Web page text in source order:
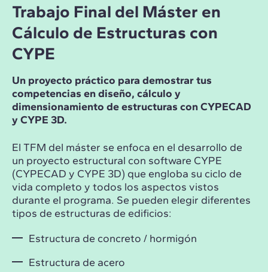
Trabajo Final del Máster en
Cálculo de Estructuras con
CYPE
Un proyecto práctico para demostrar tus
competencias en diseño, cálculo y
dimensionamiento de estructuras con CYPECAD
y CYPE 3D.
El TFM del máster se enfoca en el desarrollo de
un proyecto estructural con software CYPE
(CYPECAD y CYPE 3D) que engloba su ciclo de
vida completo y todos los aspectos vistos
durante el programa. Se pueden elegir diferentes
tipos de estructuras de edificios:
Estructura de concreto / hormigón
Estructura de acero